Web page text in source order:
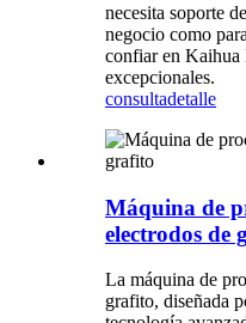
necesita soporte
negocio como
confiar en Kaihua
excepcionales.
consultadetalle
Máquina de
electrodos de
La máquina de
grafito, diseñada